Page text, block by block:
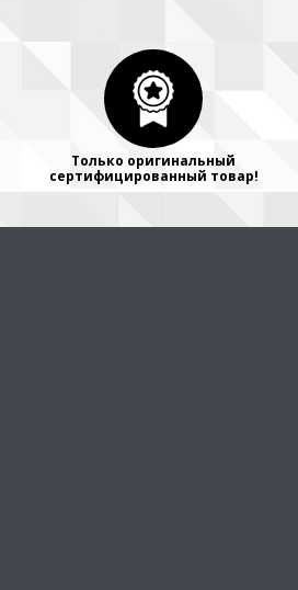
Только оригинальный
сертифицированный товар!